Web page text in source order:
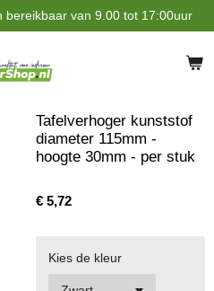
bereikbaar van 9.00 tot 17:00uur
Tafelverhoger kunststof
diameter 115mm -
hoogte 30mm - per stuk
€ 5,72
Kies de kleur